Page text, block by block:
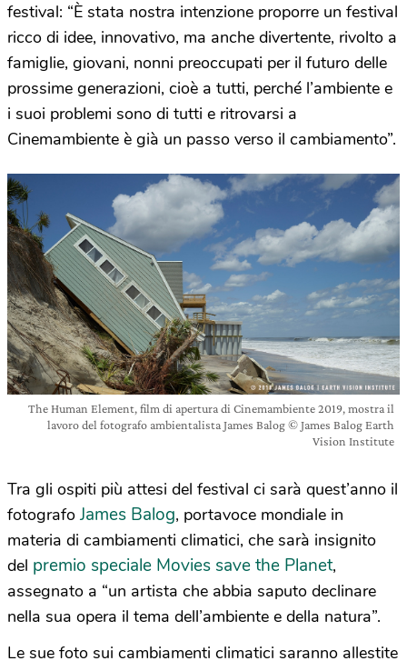
festival: “È stata nostra intenzione proporre un festival
ricco di idee, innovativo, ma anche divertente, rivolto a
famiglie, giovani, nonni preoccupati per il futuro delle
prossime generazioni, cioè a tutti, perché l’ambiente e
i suoi problemi sono di tutti e ritrovarsi a
Cinemambiente è già un passo verso il cambiamento”.
The Human Element, film di apertura di Cinemambiente 2019, mostra il
lavoro del fotografo ambientalista James Balog © James Balog Earth
Vision Institute
Tra gli ospiti più attesi del festival ci sarà quest’anno il
fotografoJames Balog, portavoce mondiale in
materia di cambiamenti climatici, che sarà insignito
del premio speciale Movies save the Planet,
assegnato a “un artista che abbia saputo declinare
nella sua opera il tema dell’ambiente e della natura”.
Le sue foto sui cambiamenti climatici saranno allestite